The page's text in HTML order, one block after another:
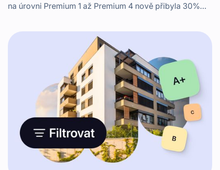
na úrovni Premium 1 až Premium 4 nově přibyla 30%
Herlíkovice. Moderní horský apartmánový dům, kam si
můžete zajet na rodinnou dovolenou, vznikl i díky
financování skrze Investown.